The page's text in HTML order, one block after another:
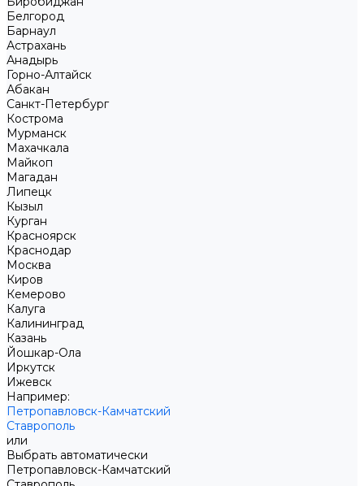
Белгород
Барнаул
Астрахань
Анадырь
Горно-Алтайск
Абакан
Санкт-Петербург
Кострома
Мурманск
Махачкала
Майкоп
Магадан
Липецк
Кызыл
Курган
Красноярск
Краснодар
Москва
Киров
Кемерово
Калуга
Калининград
Казань
Йошкар-Ола
Иркутск
Ижевск
Например:
Петропавловск-Камчатский
Ставрополь
или
Выбрать автоматически
Петропавловск-Камчатский